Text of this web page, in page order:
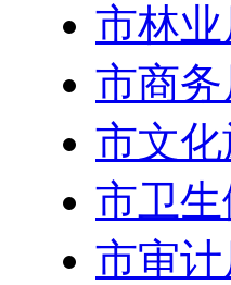
市林业
市商务
市文
市卫
市审计